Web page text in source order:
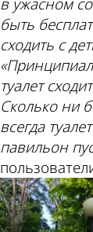
быть
сходить с
туалет
Сколько ни
всегда
павильон